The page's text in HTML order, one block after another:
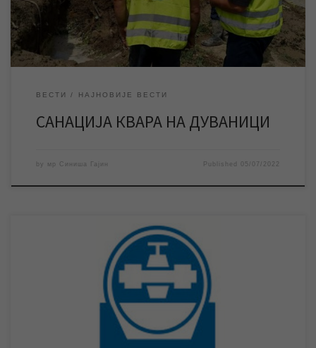
тренутно без […]
ВЕСТИ НАЈНОВИЈЕ ВЕСТИ
САНАЦИЈА КВАРА НА ДУВАНИЦИ
by мр Синиша Гајин Published 05/07/2022
И поред тропских температура, које протеклих дана достижу
и 40 степени целзијусових, водоснабдевање града је
стабилно и уредно. Забележени су историјски максимуми
потрошње воде у граду. Систем водоснабдевања је стабилан,
воде има довољно, али због најаве таласа још већих врућина
апелујемо на суграђане да воду користе рационално како би